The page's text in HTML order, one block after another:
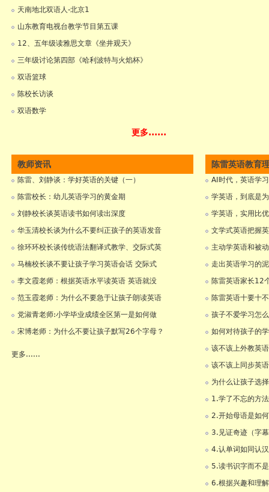
天南地北双语人-北京1
山东教育电视台教学节目第五课
12、五年级读雅思文章《坐井观天》
三年级讨论第四部《哈利波特与火焰杯》
双语篮球
陈校长访谈
双语数学
更多......
教师资讯
陈雷、刘静谈：学好英语的关键（一）
陈雷校长：幼儿英语学习的黄金期
刘静校长谈英语读书如何读出深度
华玉清校长谈为什么不要纠正孩子的英语发音
徐环环校长谈传统语法翻译式教学、交际式英
马楠校长谈不要让孩子学习英语会话 交际式
李文霞老师：根据英语水平读英语 英语就没
范玉霞老师：为什么不要急于让孩子朗读英语
党淑青老师:小学毕业成绩全区第一是如何做
宋博老师：为什么不要让孩子默写26个字母？
更多......
陈雷英语教育
AI时代，英语学
学英语，到底是
学英语，实用比
文学式英语把握
主动学英语和被
走出英语学习的
陈雷英语家长12
陈雷英语十要十
孩子不爱学习怎
如何对待孩子的
该不该上外教英
该不该上同步英
为什么让孩子选
1.学了不忘的方
2.开始母语是如
3.见证奇迹（字
4.认单词如同认
5.读书识字而不
6.根据兴趣和理